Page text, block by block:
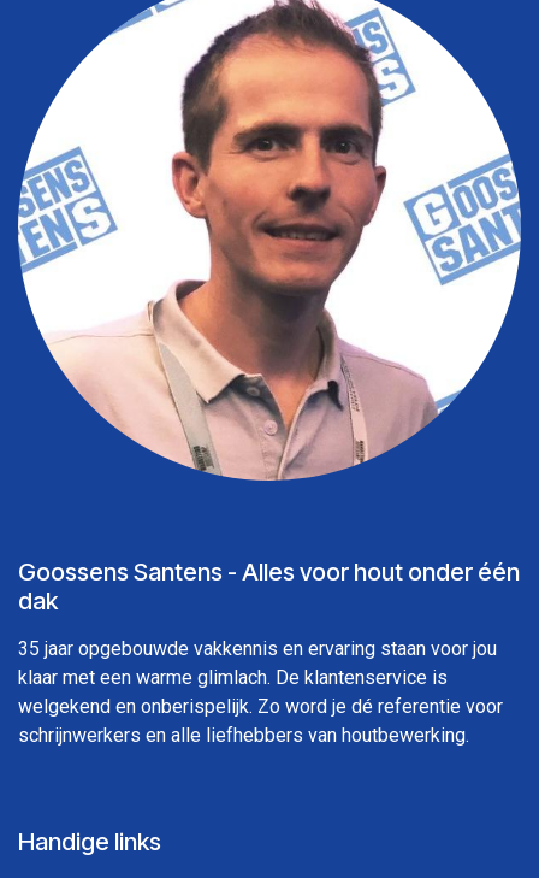
Goossens Santens - Alles voor hout onder één
dak
35 jaar opgebouwde vakkennis en ervaring staan voor jou
klaar met een warme glimlach. De klantenservice is
welgekend en onberispelijk. Zo word je dé referentie voor
schrijnwerkers en alle liefhebbers van houtbewerking.
Handige links